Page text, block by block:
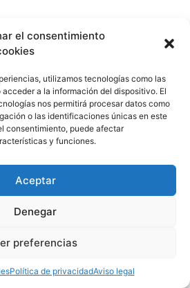
el consentimiento
utilizamos tecnologías como las
a la información del dispositivo. El
nos permitirá procesar datos como
o las identificaciones únicas en este
consentimiento, puede afectar
y funciones.
Aceptar
Denegar
preferencias
Política de privacidadAviso legal